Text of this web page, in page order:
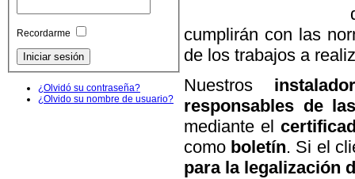
Recordarme
¿Olvidó su contraseña?
¿Olvido su nombre de usuario?
cumplirán con las
de los trabajos a
Nuestros
responsables de
mediante el
como boletín. Si el
para la legalización